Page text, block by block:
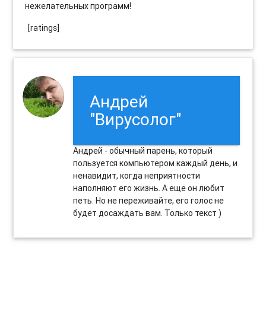
нежелательных программ!
[ratings]
Андрей
"Вирусолог"
Андрей - обычный парень, который
пользуется компьютером каждый день, и
ненавидит, когда неприятности
наполняют его жизнь. А еще он любит
петь. Но не переживайте, его голос не
будет досаждать вам. Только текст )